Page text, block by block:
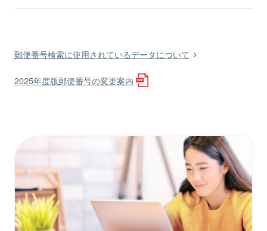
郵便番号検索に使用されているデータについて
2025年度版郵便番号の変更案内